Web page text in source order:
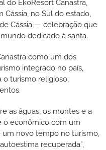
do EkoResort Canastra,
Cássia, no Sul do estado,
Cássia — celebração que
dedicado à santa.
como um dos
integrado no país,
o turismo religioso,
as águas, os montes e a
o econômico com um
um novo tempo no turismo,
recuperada”,